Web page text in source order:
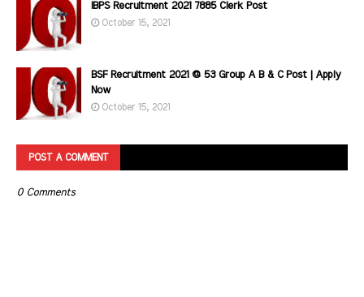
IBPS Recruitment 2021 7885 Clerk Post
October 15, 2021
BSF Recruitment 2021 @ 53 Group A B & C Post | Apply
Now
October 15, 2021
POST A COMMENT
0 Comments